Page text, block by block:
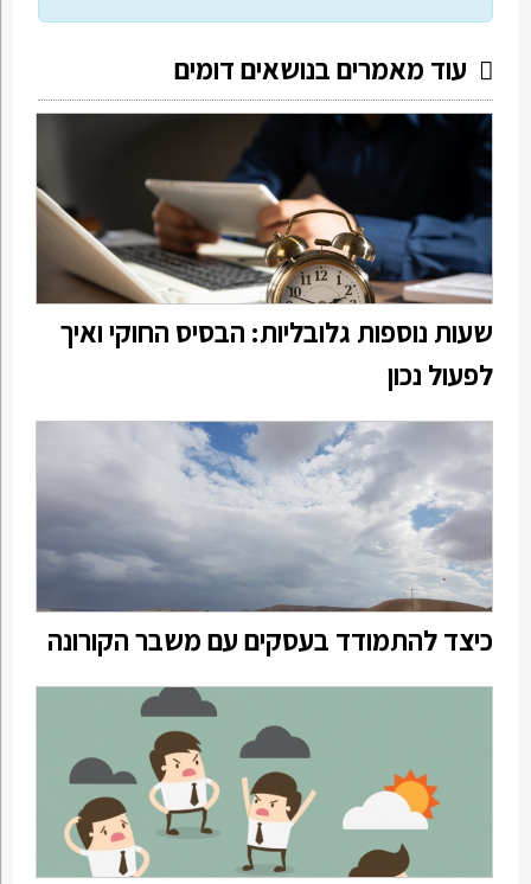
עוד מאמרים בנושאים דומים
שעות נוספות גלובליות: הבסיס החוקי ואיך
לפעול נכון
כיצד להתמודד בעסקים עם משבר הקורונה